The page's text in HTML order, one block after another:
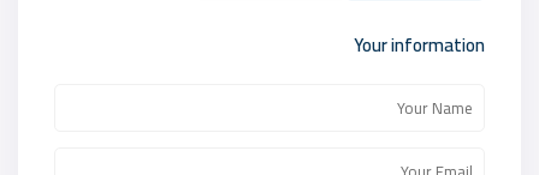
Your information